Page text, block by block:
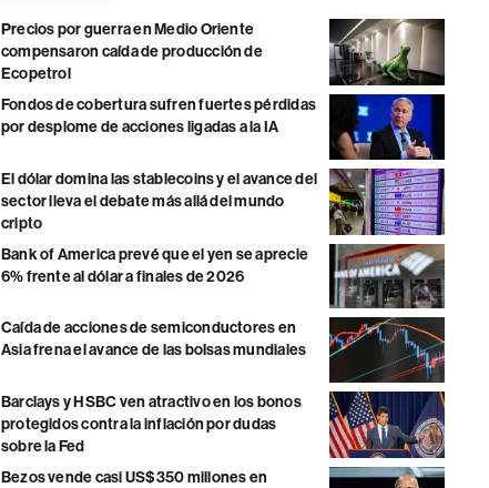
Precios por guerra en Medio Oriente
compensaron caída de producción de
Ecopetrol
Fondos de cobertura sufren fuertes pérdidas
por desplome de acciones ligadas a la IA
El dólar domina las stablecoins y el avance del
sector lleva el debate más allá del mundo
cripto
Bank of America prevé que el yen se aprecie
6% frente al dólar a finales de 2026
Caída de acciones de semiconductores en
Asia frena el avance de las bolsas mundiales
Barclays y HSBC ven atractivo en los bonos
protegidos contra la inflación por dudas
sobre la Fed
Bezos vende casi US$350 millones en